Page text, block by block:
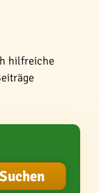
hilfreiche